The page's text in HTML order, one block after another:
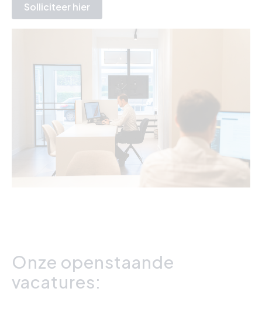
Solliciteer hier
Onze openstaande
vacatures: